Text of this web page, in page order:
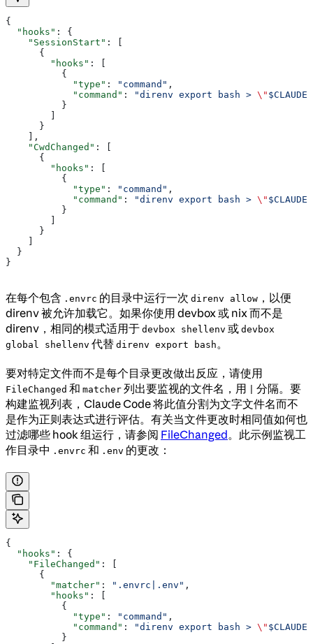
{
  "hooks"
: {
    "SessionStart"
: [
      {
        "hooks"
: [
          {
            "type"
: "command" ,
            "command"
: "direnv export bash > \"
          }
      }
    ],
    "CwdChanged"
: [
      {
        "hooks"
: [
          {
            "type"
: "command" ,
            "command"
: "direnv export bash > \"
          }
      }
  }
}
在每个包含 .envrc 的目录中运行一次 direnv allow ，以便
direnv 被允许加载它。如果你使用 devbox 或 nix 而不是
direnv，相同的模式适用于 devbox shellenv 或 devbox
global shellenv 代替 direnv export bash。
要对特定文件而不是每个目录更改做出反应，请使用
FileChanged 和 matcher 列出要监视的文件名，用
分隔。要
构建监视列表，Claude Code 将此值分割为文字文件名而不
是作为正则表达式进行评估。有关当文件更改时相同值如何也
过滤哪些 hook 组运行，请参阅 FileChanged。此示例监视工
作目录中 .envrc 和 .env 的更改：
{
  "hooks"
: {
    "FileChanged"
: [
      {
        "matcher"
: ".envrc|.env" ,
        "hooks"
: [
          {
            "type"
: "command" ,
            "command"
: "direnv export bash > \"
          }